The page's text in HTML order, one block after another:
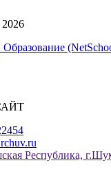
Образование
Республика,